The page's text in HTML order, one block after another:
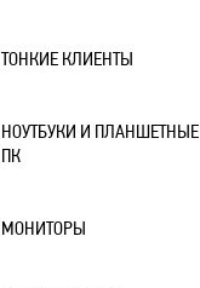
ТОНКИЕ КЛИЕНТЫ
НОУТБУКИ И ПЛАНШЕТНЫЕ
ПК
МОНИТОРЫ